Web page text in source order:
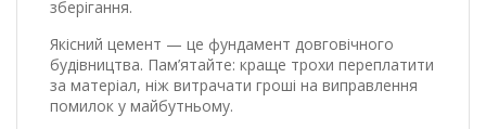
зберігання.
Якісний цемент — це фундамент довговічного
будівництва. Пам’ятайте: краще трохи переплатити
за матеріал, ніж витрачати гроші на виправлення
помилок у майбутньому.